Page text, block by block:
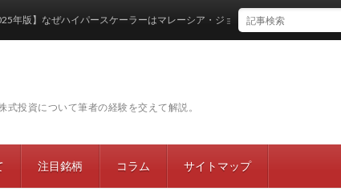
投資について筆者の経験を交えて解説。
注目銘柄 コラム サイトマップ
ぜハイパースケーラーはマレーシア・ジョホールバルに集結するのか